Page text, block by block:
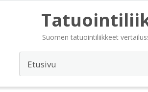
Suomen tatuointiliikkeet